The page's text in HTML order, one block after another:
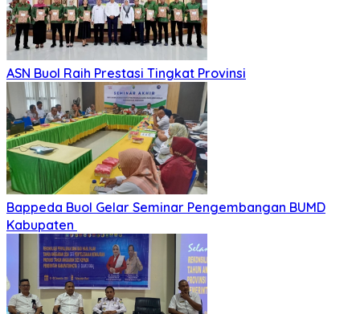
ASN Buol Raih Prestasi Tingkat Provinsi
Bappeda Buol Gelar Seminar Pengembangan BUMD
Kabupaten